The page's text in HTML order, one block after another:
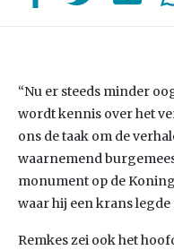
“Nu er steeds minder
wordt kennis over het
ons de taak om de
waarnemend
monument op de
waar hij een krans
Remkes zei ook het